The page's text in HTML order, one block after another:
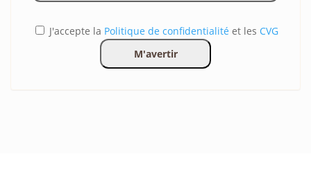
J'accepte la Politique de confidentialité et les CVG